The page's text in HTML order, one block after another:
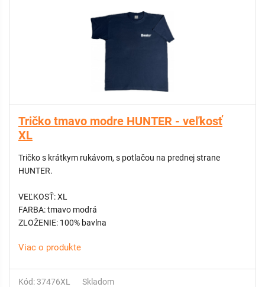
Tričko tmavo modre HUNTER - veľkosť
XL
Tričko s krátkym rukávom, s potlačou na prednej strane
HUNTER.
VEĽKOSŤ: XL
FARBA: tmavo modrá
ZLOŽENIE: 100% bavlna
Viac o produkte
Kód: 37476XL Skladom